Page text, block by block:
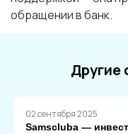
обращении в банк.
Другие
02 сентября 2025
Samscluba —